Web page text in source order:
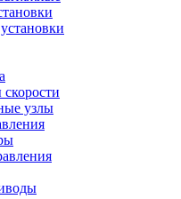
скорости
узлы